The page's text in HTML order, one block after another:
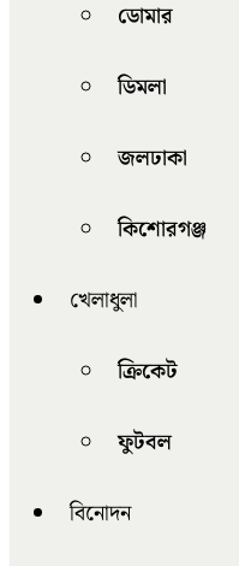
ডোমার
ডিমলা
জলঢাকা
কিশোরগঞ্জ
খেলাধুলা
ক্রিকেট
ফুটবল
বিনোদন